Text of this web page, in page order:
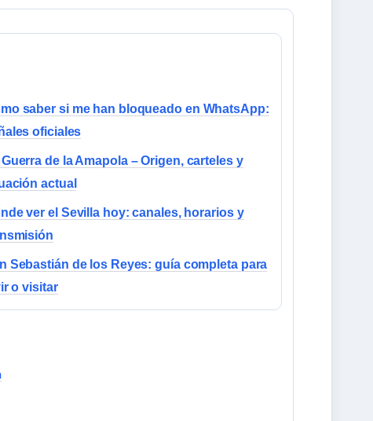
saber si me han bloqueado en WhatsApp:
oficiales
Guerra de la Amapola – Origen, carteles y
actual
ver el Sevilla hoy: canales, horarios y
Sebastián de los Reyes: guía completa para
o visitar